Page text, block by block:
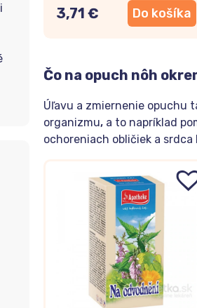
3,71 € Do košíka
Čo na opuch nôh
Úľavu a zmiernenie opuchu
organizmu, a to napríklad
ochoreniach obličiek a